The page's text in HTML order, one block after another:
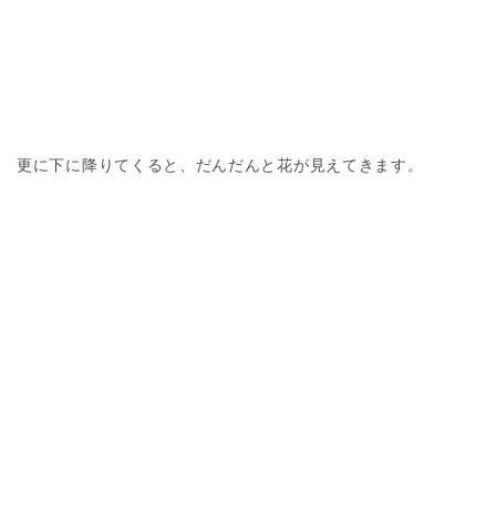
更に下に降りてくると、だんだんと花が見えてきます。